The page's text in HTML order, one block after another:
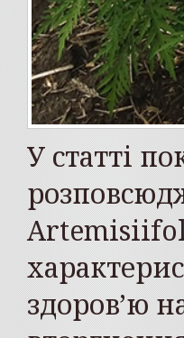
У статті
здоров’ю